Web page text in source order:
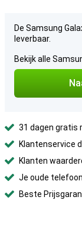
De Samsung
leverbaar.
Bekijk alle
31 dagen gratis
Klantenservice
Klanten
Je oude
Beste